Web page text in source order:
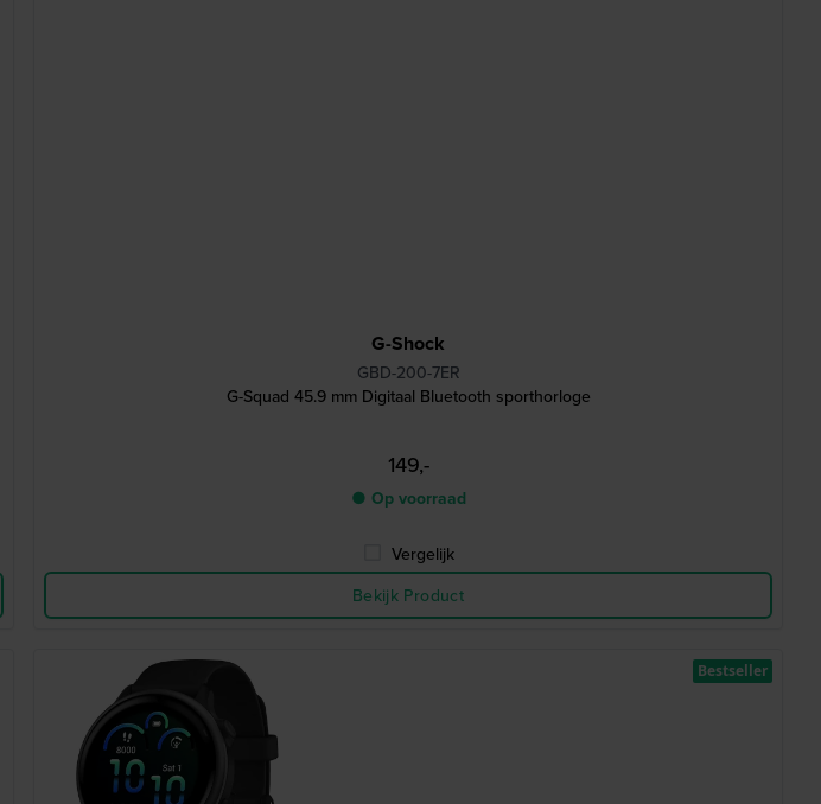
G-Shock
GBD-200-7ER
G-Squad 45.9 mm Digitaal Bluetooth sporthorloge
149,-
● Op voorraad
Vergelijk
Bekijk Product
Bestseller